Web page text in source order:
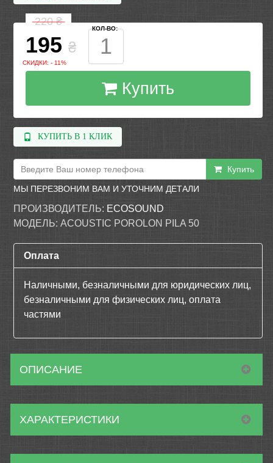
220₴
195 ₴
СКИДКИ: - 11%
КОЛ-ВО:
Купить
КУПИТЬ В 1 КЛИК
Купить
МЫ ПЕРЕЗВОНИМ ВАМ И УТОЧНИМ ДЕТАЛИ
ПРОИЗВОДИТЕЛЬ: ECOSOUND
МОДЕЛЬ: ACOUSTIC POROLON PILA 50
Оплата
Наличными, безналичными для юридических лиц,
безналичными для физических лиц, оплата
частями
ОПИСАНИЕ
ХАРАКТЕРИСТИКИ